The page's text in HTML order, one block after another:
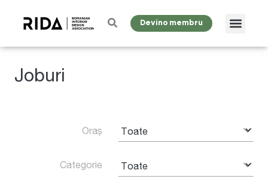
Devino membru
Joburi
Oraș
Categorie